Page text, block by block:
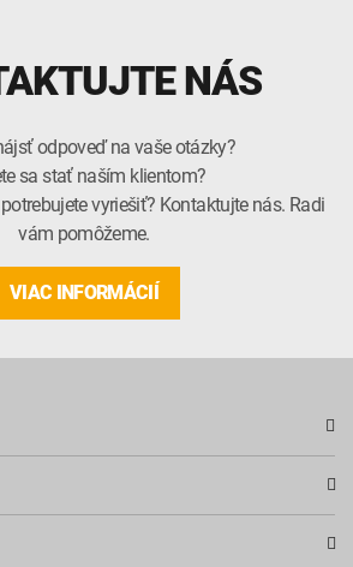
NÁS
odpoveď na vaše otázky?
sa stať naším klientom?
vyriešiť? Kontaktujte nás. Radi
vám pomôžeme.
VIAC INFORMÁCIÍ